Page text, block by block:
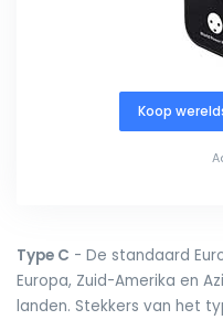
Koop
Type C - De standaard
Europa, Zuid-Amerika en
landen. Stekkers van het